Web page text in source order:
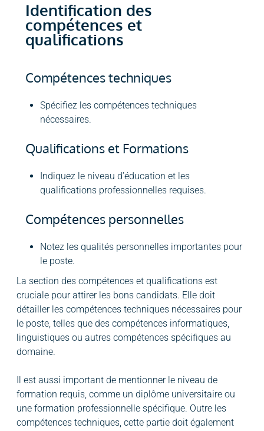
Identification des
compétences et
qualifications
Compétences techniques
Spécifiez les compétences techniques
nécessaires.
Qualifications et Formations
Indiquez le niveau d’éducation et les
qualifications professionnelles requises.
Compétences personnelles
Notez les qualités personnelles importantes pour
le poste.
La section des compétences et qualifications est
cruciale pour attirer les bons candidats. Elle doit
détailler les compétences techniques nécessaires pour
le poste, telles que des compétences informatiques,
linguistiques ou autres compétences spécifiques au
domaine.
l est aussi important de mentionner le niveau de
formation requis, comme un diplôme universitaire ou
une formation professionnelle spécifique. Outre les
compétences techniques, cette partie doit également